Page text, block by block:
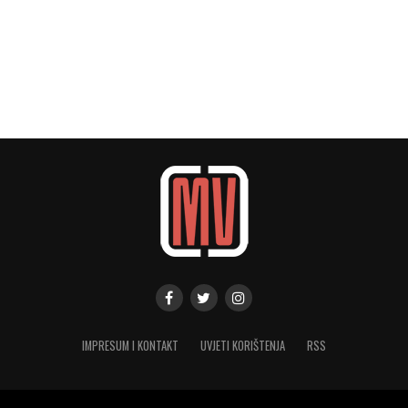
IMPRESUM I KONTAKT UVJETI KORIŠTENJA RSS